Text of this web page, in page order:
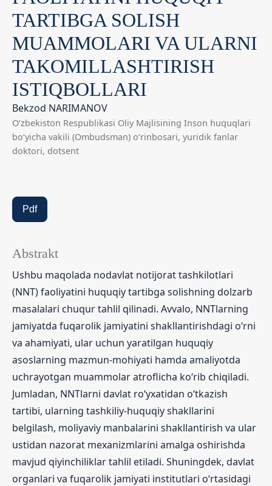
TARTIBGA SOLISH
MUAMMOLARI VA ULARNI
TAKOMILLASHTIRISH
ISTIQBOLLARI
Bekzod NARIMANOV
O‘zbekiston Respublikasi Oliy Majlisining Inson huquqlari
bo‘yicha vakili (Ombudsman) o‘rinbosari, yuridik fanlar
doktori, dotsent
Pdf
Abstrakt
Ushbu maqolada nodavlat notijorat tashkilotlari
(NNT) faoliyatini huquqiy tartibga solishning dolzarb
masalalari chuqur tahlil qilinadi. Avvalo, NNTlarning
jamiyatda fuqarolik jamiyatini shakllantirishdagi o‘rni
va ahamiyati, ular uchun yaratilgan huquqiy
asoslarning mazmun-mohiyati hamda amaliyotda
uchrayotgan muammolar atroflicha ko‘rib chiqiladi.
Jumladan, NNTlarni davlat ro‘yxatidan o‘tkazish
tartibi, ularning tashkiliy-huquqiy shakllarini
belgilash, moliyaviy manbalarini shakllantirish va ular
ustidan nazorat mexanizmlarini amalga oshirishda
mavjud qiyinchiliklar tahlil etiladi. Shuningdek, davlat
organlari va fuqarolik jamiyati institutlari o‘rtasidagi